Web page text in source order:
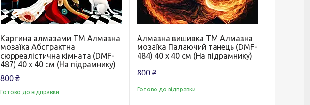
Картина алмазами ТМ Алмазна
мозаїка Абстрактна
сюрреалістична кімната (DMF-
487) 40 х 40 см (На підрамнику)
800 ₴
Готово до відправки
Алмазна вишивка ТМ Алмазна
мозаїка Палаючий танець (DMF-
484) 40 х 40 см (На підрамнику)
800 ₴
Готово до відправки